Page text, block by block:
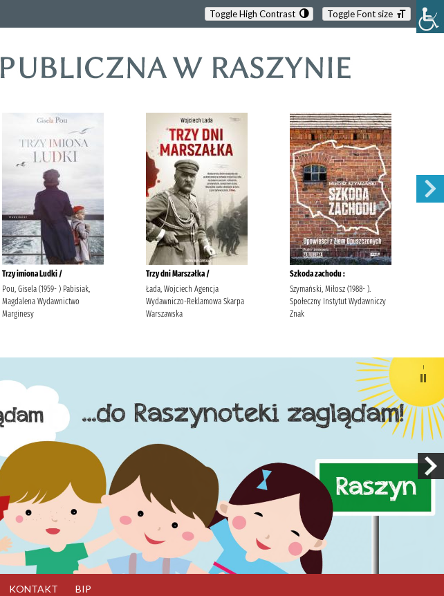
Toggle High Contrast Toggle Font size
KONTAKT BIP